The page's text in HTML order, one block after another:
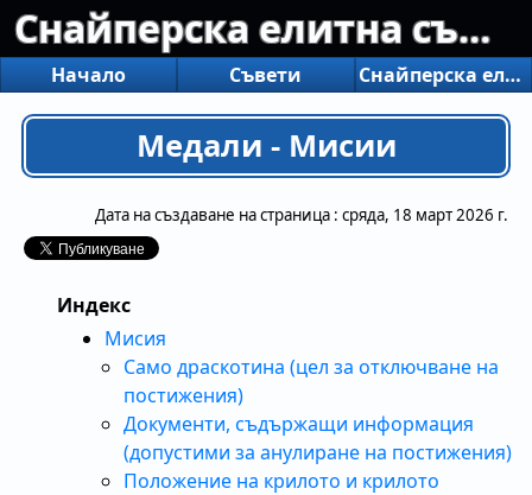
Снайперска елитна съпротива
Начало Съвети Снайперска елитна съпротива
Медали - Мисии
Дата на създаване на страница : сряда, 18 март 2026 г.
Индекс
Мисия
Само драскотина (цел за отключване на
постижения)
Документи, съдържащи информация
(допустими за анулиране на постижения)
Положение на крилото и крилото